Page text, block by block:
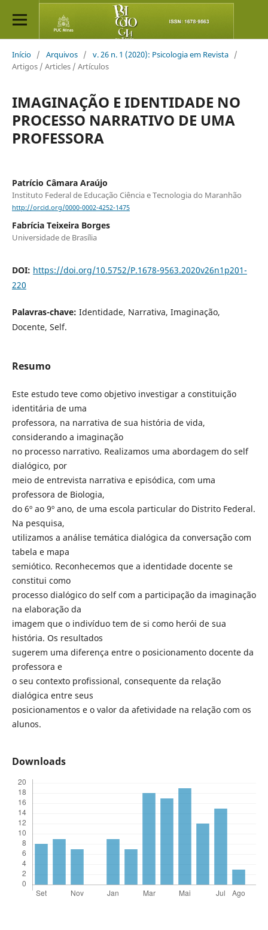
Início / Arquivos / v. 26 n. 1 (2020): Psicologia em Revista /
Artigos / Articles / Artículos
IMAGINAÇÃO E IDENTIDADE NO
PROCESSO NARRATIVO DE UMA
PROFESSORA
Patrício Câmara Araújo
Instituto Federal de Educação Ciência e Tecnologia do Maranhão
http://orcid.org/0000-0002-4252-1475
Fabrícia Teixeira Borges
Universidade de Brasília
DOI: https://doi.org/10.5752/P.1678-9563.2020v26n1p201-
220
Palavras-chave: Identidade, Narrativa, Imaginação,
Docente, Self.
Resumo
Este estudo teve como objetivo investigar a constituição
identitária de uma
professora, na narrativa de sua história de vida,
considerando a imaginação
no processo narrativo. Realizamos uma abordagem do self
dialógico, por
meio de entrevista narrativa e episódica, com uma
professora de Biologia,
do 6º ao 9º ano, de uma escola particular do Distrito Federal.
Na pesquisa,
utilizamos a análise temática dialógica da conversação com
tabela e mapa
semiótico. Reconhecemos que a identidade docente se
constitui como
processo dialógico do self com a participação da imaginação
na elaboração da
imagem que o indivíduo tem de si como herói de sua
história. Os resultados
sugerem uma diferença entre o posicionamento docente da
professora e
o seu contexto profissional, consequente da relação
dialógica entre seus
posicionamentos e o valor da afetividade na relação com os
alunos.
Downloads